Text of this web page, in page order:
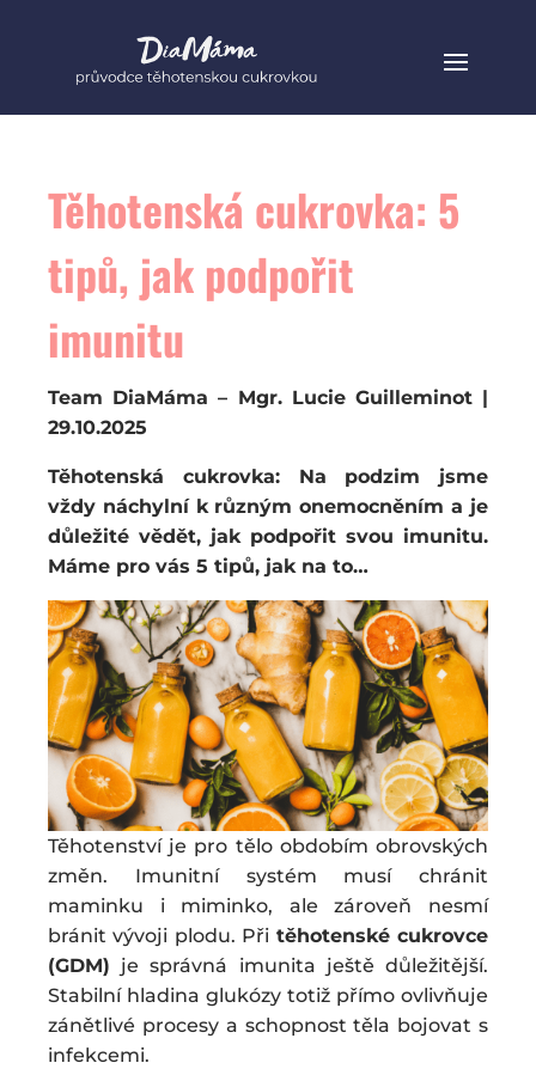
Těhotenská cukrovka: 5
tipů, jak podpořit
imunitu
Team DiaMáma – Mgr. Lucie Guilleminot |
29.10.2025
Těhotenská cukrovka: Na podzim jsme
vždy náchylní k různým onemocněním a je
důležité vědět, jak podpořit svou imunitu.
Máme pro vás 5 tipů, jak na to…
Těhotenství je pro tělo obdobím obrovských
změn. Imunitní systém musí chránit
maminku i miminko, ale zároveň nesmí
bránit vývoji plodu. Při těhotenské cukrovce
(GDM) je správná imunita ještě důležitější.
Stabilní hladina glukózy totiž přímo ovlivňuje
zánětlivé procesy a schopnost těla bojovat s
infekcemi.